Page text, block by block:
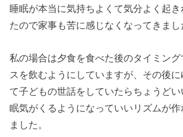
睡眠が本当に気持ちよくて気分よく起
たので家事も苦に感じなくなってきまし
私の場合は夕食を食べた後のタイミン
スを飲むようにしていますが、その後
て子どもの世話をしていたらちょうど
眠気がくるようになっていいリズムが作
ました。